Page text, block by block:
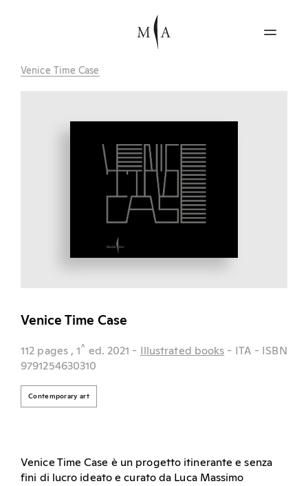
Venice Time Case
Venice Time Case
112 pages , 1^ ed. 2021 - Illustrated books - ITA - ISBN
9791254630310
Contemporary art
Venice Time Case è un progetto itinerante e senza
fini di lucro ideato e curato da Luca Massimo